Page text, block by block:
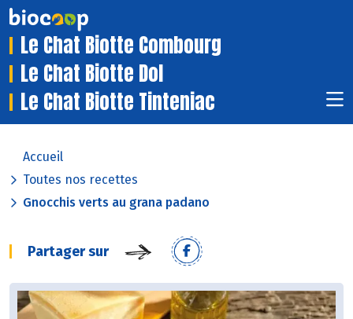
Le Chat Biotte Combourg
Le Chat Biotte Dol
Le Chat Biotte Tinteniac
Accueil
Toutes nos recettes
Gnocchis verts au grana padano
Partager sur